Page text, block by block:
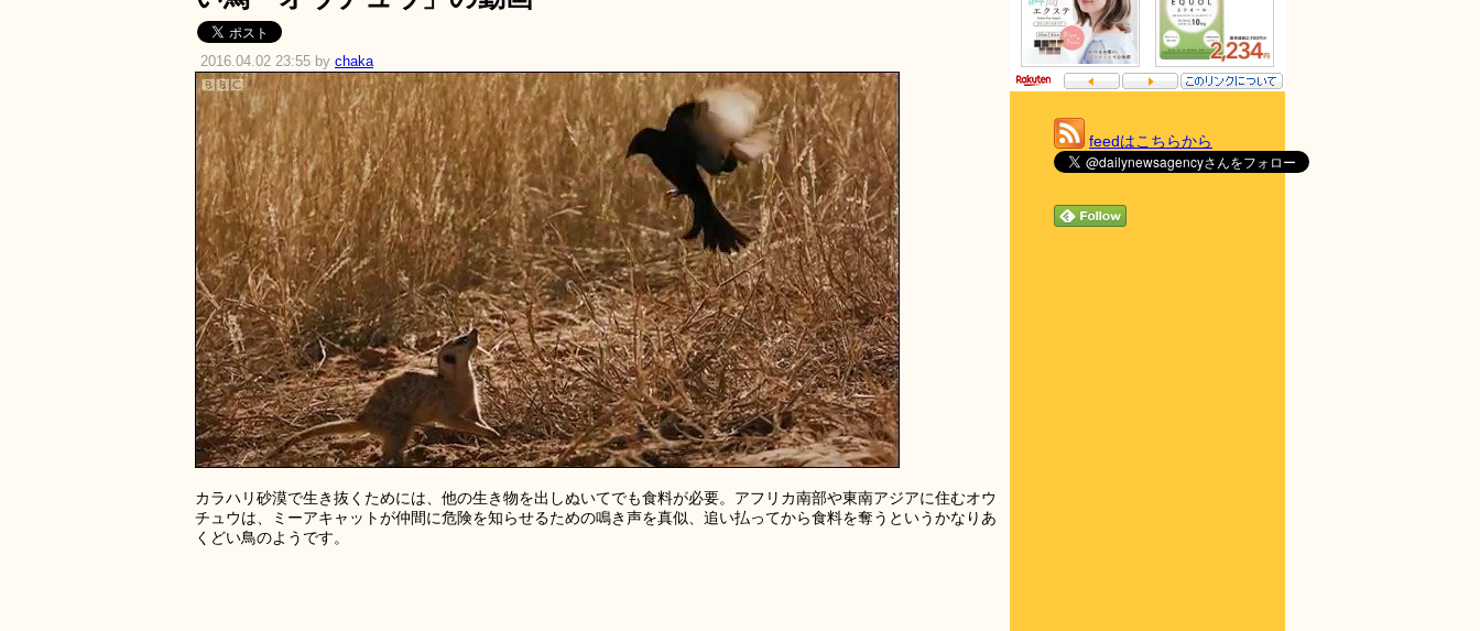
2016.04.02 23:55 by chaka
カラハリ砂漠で生き抜くためには、他の生き物を出しぬいてでも食料が必要。アフリカ南部や東南アジアに住むオウ
チュウは、ミーアキャットが仲間に危険を知らせるための鳴き声を真似、追い払ってから食料を奪うというかなりあ
くどい鳥のようです。
feedはこちらから